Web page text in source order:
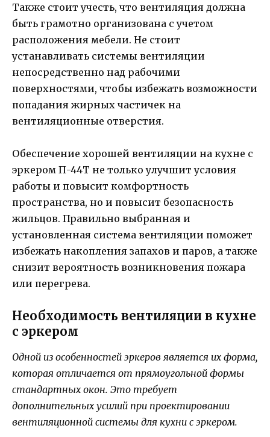
Также стоит учесть, что вентиляция должна
быть грамотно организована с учетом
расположения мебели. Не стоит
устанавливать системы вентиляции
непосредственно над рабочими
поверхностями, чтобы избежать возможности
попадания жирных частичек на
вентиляционные отверстия.
Обеспечение хорошей вентиляции на кухне с
эркером П-44Т не только улучшит условия
работы и повысит комфортность
пространства, но и повысит безопасность
жильцов. Правильно выбранная и
установленная система вентиляции поможет
избежать накопления запахов и паров, а также
снизит вероятность возникновения пожара
или перегрева.
Необходимость вентиляции в кухне
с эркером
Одной из особенностей эркеров является их форма,
которая отличается от прямоугольной формы
стандартных окон. Это требует
дополнительных усилий при проектировании
вентиляционной системы для кухни с эркером.